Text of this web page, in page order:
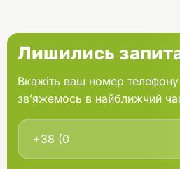
банка 150 г
В кошик
Лишились
Вкажіть ваш номер
зв’яжемось в найближчий